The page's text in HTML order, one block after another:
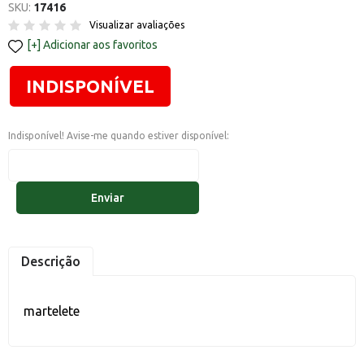
SKU: 17416
Visualizar avaliações
Adicionar aos favoritos
INDISPONÍVEL
Indisponível! Avise-me quando estiver disponível:
Enviar
Descrição
martelete